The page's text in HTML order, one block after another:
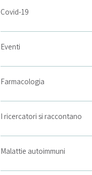
Covid-19
Eventi
Farmacologia
I ricercatori si raccontano
Malattie autoimmuni